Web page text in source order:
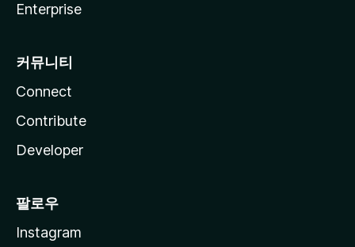
Enterprise
커뮤니티
Connect
Contribute
Developer
팔로우
Instagram